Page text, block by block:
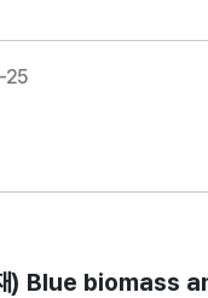
25
소재) Blue